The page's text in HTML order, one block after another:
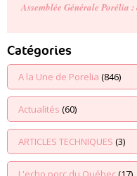
Assemblée Générale Porélia
Catégories
A la Une de Porelia (846)
Actualités (60)
ARTICLES TECHNIQUES (3)